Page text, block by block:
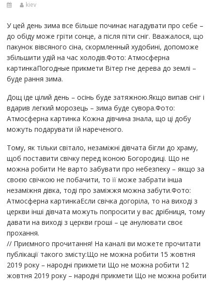
kiev
У цей день зима все більше починає нагадувати про себе –
до обіду може гріти сонце, а після піти сніг. Вважалося, що
пакунок вівсяного сіна, скормленный худобині, допоможе
збільшити удій на час холодів.Фото: Атмосферна
картинкаПогодные прикмети Вітер гне дерева до землі –
буде рання зима.
Дощ іде цілий день – осінь буде затяжною.Якщо випав сніг і
вдарив легкий морозець – зима буде сувора.Фото:
Атмосферна картинка Кожна дівчина знала, що ці добу
можуть подарувати їй нареченого.
Тому, як тільки світало, незаміжні дівчата бігли до храму,
щоб поставити свічку перед іконою Богородиці. Що не
можна робити Не варто забувати про небезпеку – якщо за
своєю свічкою не побачити, то її може забрати інша
незаміжня дівка, тоді про заміжжя можна забути.Фото:
Атмосферна картинкаЕсли свічка догоріла, то на виході з
церкви інші дівчата можуть попросити у вас дрібниця, тому
давати на виході з церкви гроші – це анулювати своє
прохання.
// Приємного прочитання! На каналі ви можете прочитати
публікації такого змісту:Що не можна робити 15 жовтня
2019 року – народні прикмети Що не можна робити 12
жовтня 2019 року – народні прикмети Що не можна робити